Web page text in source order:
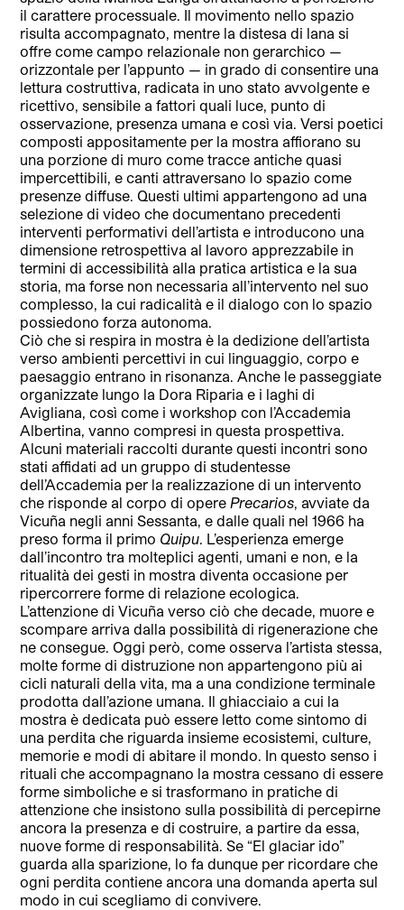
il carattere processuale. Il movimento nello spazio
risulta accompagnato, mentre la distesa di lana si
offre come campo relazionale non gerarchico —
orizzontale per l’appunto — in grado di consentire una
lettura costruttiva, radicata in uno stato avvolgente e
ricettivo, sensibile a fattori quali luce, punto di
osservazione, presenza umana e così via. Versi poetici
composti appositamente per la mostra affiorano su
una porzione di muro come tracce antiche quasi
impercettibili, e canti attraversano lo spazio come
presenze diffuse. Questi ultimi appartengono ad una
selezione di video che documentano precedenti
interventi performativi dell’artista e introducono una
dimensione retrospettiva al lavoro apprezzabile in
termini di accessibilità alla pratica artistica e la sua
storia, ma forse non necessaria all’intervento nel suo
complesso, la cui radicalità e il dialogo con lo spazio
possiedono forza autonoma.
Ciò che si respira in mostra è la dedizione dell’artista
verso ambienti percettivi in cui linguaggio, corpo e
paesaggio entrano in risonanza. Anche le passeggiate
organizzate lungo la Dora Riparia e i laghi di
Avigliana, così come i workshop con l’Accademia
Albertina, vanno compresi in questa prospettiva.
Alcuni materiali raccolti durante questi incontri sono
stati affidati ad un gruppo di studentesse
dell’Accademia per la realizzazione di un intervento
che risponde al corpo di operePrecarios, avviate da
Vicuña negli anni Sessanta, e dalle quali nel 1966 ha
preso forma il primo Quipu. L’esperienza emerge
dall’incontro tra molteplici agenti, umani e non, e la
ritualità dei gesti in mostra diventa occasione per
ripercorrere forme di relazione ecologica.
L’attenzione di Vicuña verso ciò che decade, muore e
scompare arriva dalla possibilità di rigenerazione che
ne consegue. Oggi però, come osserva l’artista stessa,
molte forme di distruzione non appartengono più ai
cicli naturali della vita, ma a una condizione terminale
prodotta dall’azione umana. Il ghiacciaio a cui la
mostra è dedicata può essere letto come sintomo di
una perdita che riguarda insieme ecosistemi, culture,
memorie e modi di abitare il mondo. In questo senso i
rituali che accompagnano la mostra cessano di essere
forme simboliche e si trasformano in pratiche di
attenzione che insistono sulla possibilità di percepirne
ancora la presenza e di costruire, a partire da essa,
nuove forme di responsabilità. Se “El glaciar ido”
guarda alla sparizione, lo fa dunque per ricordare che
ogni perdita contiene ancora una domanda aperta sul
modo in cui scegliamo di convivere.